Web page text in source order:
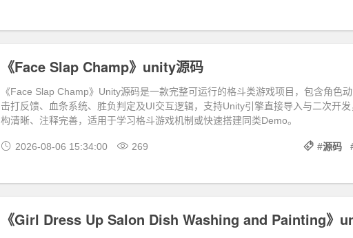
《Face Slap Champ》unity源码
《Face Slap Champ》Unity源码是一款完整可运行的格斗类游戏项目，包含角色动
击打反馈、血条系统、胜负判定及UI交互逻辑，支持Unity引擎直接导入与二次开
构清晰、注释完善，适用于学习格斗游戏机制或快速搭建同类Demo。
2026-08-06 15:34:00 269 #源码